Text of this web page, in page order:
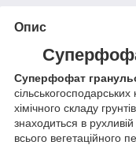
Опис
Суперфофат
хімічного складу
знаходиться в
всього вегетаційного